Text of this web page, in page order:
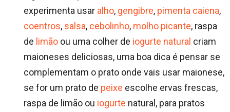
experimenta usar alho, gengibre, pimenta caiena,
coentros, salsa, cebolinho, molho picante, raspa
de limão ou uma colher de iogurte natural criam
maioneses deliciosas, uma boa dica é pensar se
complementam o prato onde vais usar maionese,
se for um prato de peixe escolhe ervas frescas,
raspa de limão ou iogurte natural, para pratos